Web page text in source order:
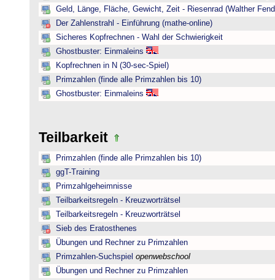
Geld, Länge, Fläche, Gewicht, Zeit - Riesenrad (Walther
Der Zahlenstrahl - Einführung (mathe-online)
Sicheres Kopfrechnen - Wahl der Schwierigkeit
Ghostbuster: Einmaleins
Kopfrechnen in N (30-sec-Spiel)
Primzahlen (finde alle Primzahlen bis 10)
Ghostbuster: Einmaleins
Teilbarkeit
Primzahlen (finde alle Primzahlen bis 10)
ggT-Training
Primzahlgeheimnisse
Teilbarkeitsregeln - Kreuzworträtsel
Teilbarkeitsregeln - Kreuzworträtsel
Sieb des Eratosthenes
Übungen und Rechner zu Primzahlen
Primzahlen-Suchspiel openwebschool
Übungen und Rechner zu Primzahlen